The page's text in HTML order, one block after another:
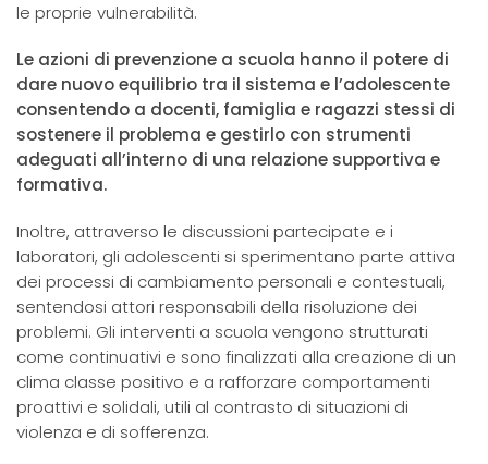
le proprie vulnerabilità.
Le azioni di prevenzione a scuola hanno il potere di
dare nuovo equilibrio tra il sistema e l’adolescente
consentendo a docenti, famiglia e ragazzi stessi di
sostenere il problema e gestirlo con strumenti
adeguati all’interno di una relazione supportiva e
formativa.
Inoltre, attraverso le discussioni partecipate e i
laboratori, gli adolescenti si sperimentano parte attiva
dei processi di cambiamento personali e contestuali,
sentendosi attori responsabili della risoluzione dei
problemi. Gli interventi a scuola vengono strutturati
come continuativi e sono finalizzati alla creazione di un
clima classe positivo e a rafforzare comportamenti
proattivi e solidali, utili al contrasto di situazioni di
violenza e di sofferenza.